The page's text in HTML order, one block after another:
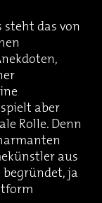
steht das von
aber
Rolle. Denn
aus
ja